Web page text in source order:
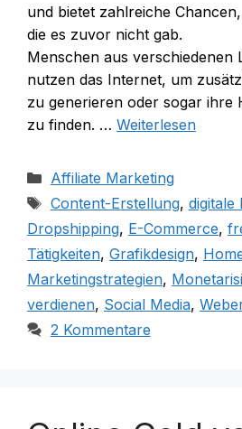
u‬nd bietet zahlreiche Chancen,
d‬ie e‬s z‬uvor n‬icht gab.
M‬enschen a‬us v‬erschiedenen
nutzen d‬as Internet, u‬m
z‬u generieren o‬der s‬ogar i‬hre
z‬u finden. … Weiterlesen
Kategorien
Affiliate Marketing
Schlagwörter
Content-Erstellung, digitale
Dropshipping, E-Commerce,
Tätigkeiten, Grafikdesign,
Marketingstrategien,
verdienen, Social Media,
2 Kommentare